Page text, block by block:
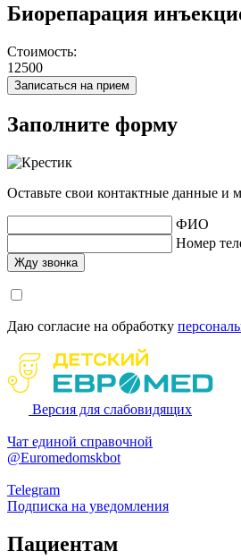
Биорепарация
Стоимость:
12500
Записаться на прием
Заполните форму
Оставьте свои контактные данные
ФИО
Номер
Даю согласие на обработку
Версия для слабовидящих
Чат единой справочной
@Euromedomskbot
Telegram
Подписка на уведомления
Пациентам